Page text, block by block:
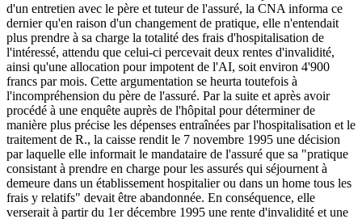
d'un entretien avec le père et tuteur de l'assuré, la CNA informa ce
dernier qu'en raison d'un changement de pratique, elle n'entendait
plus prendre à sa charge la totalité des frais d'hospitalisation de
l'intéressé, attendu que celui-ci percevait deux rentes d'invalidité,
ainsi qu'une allocation pour impotent de l'AI, soit environ 4'900
francs par mois. Cette argumentation se heurta toutefois à
l'incompréhension du père de l'assuré. Par la suite et après avoir
procédé à une enquête auprès de l'hôpital pour déterminer de
manière plus précise les dépenses entraînées par l'hospitalisation et le
traitement de R., la caisse rendit le 7 novembre 1995 une décision
par laquelle elle informait le mandataire de l'assuré que sa "pratique
consistant à prendre en charge pour les assurés qui séjournent à
demeure dans un établissement hospitalier ou dans un home tous les
frais y relatifs" devait être abandonnée. En conséquence, elle
verserait à partir du 1er décembre 1995 une rente d'invalidité et une